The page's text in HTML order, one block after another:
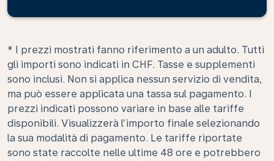
* I prezzi mostrati fanno riferimento a un adulto. Tutti
gli importi sono indicati in CHF. Tasse e supplementi
sono inclusi. Non si applica nessun servizio di vendita,
ma può essere applicata una tassa sul pagamento. I
prezzi indicati possono variare in base alle tariffe
disponibili. Visualizzerà l’importo finale selezionando
la sua modalità di pagamento. Le tariffe riportate
sono state raccolte nelle ultime 48 ore e potrebbero